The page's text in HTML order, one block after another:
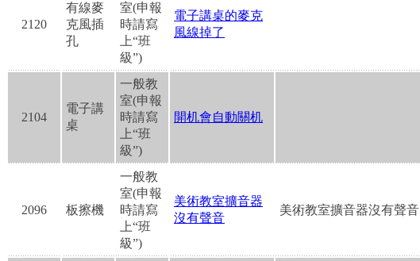
2120
有線麥
克風插
孔
室(申報
時請寫
上“班
級”)
電子講桌的麥克
風線掉了
2104
電子講
桌
一般教
室(申報
時請寫
上“班
級”)
開机會自動關机
2096 板擦機
一般教
室(申報
時請寫
上“班
級”)
美術教室擴音器
沒有聲音
美術教室擴音器沒有聲音